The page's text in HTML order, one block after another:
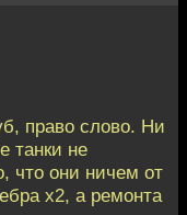
право слово. Ни
танки не
что они ничем от
х2, а ремонта